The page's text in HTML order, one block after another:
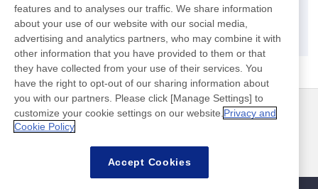
E-mail
뉴스
연락처
FAQ
features and to analyses our traffic. We share information
about your use of our website with our social media,
advertising and analytics partners, who may combine it with
other information that you have provided to them or that
they have collected from your use of their services. You
have the right to opt-out of our sharing information about
you with our partners. Please click [Manage Settings] to
customize your cookie settings on our website. Privacy and
Cookie Policy
Accept Cookies